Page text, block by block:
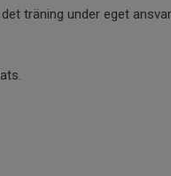
träning under eget